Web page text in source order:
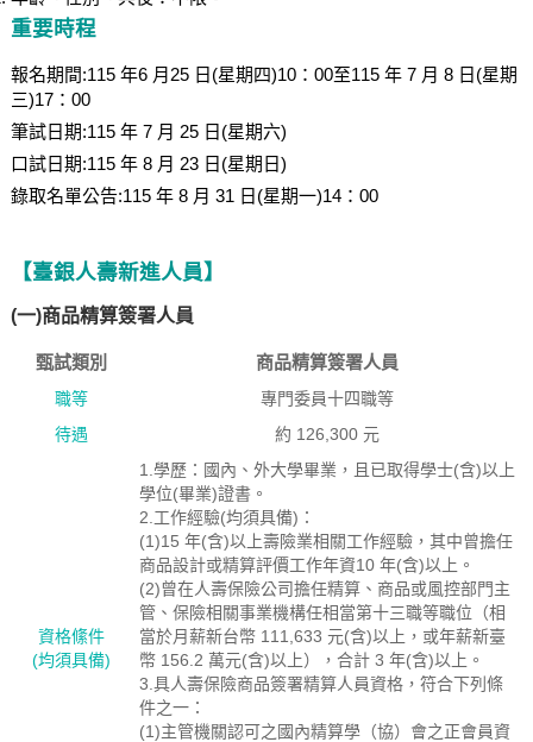
重要時程
報名期間:115 年6 月25 日(星期四)10：00至115 年 7 月 8 日(星期
三)17：00
筆試日期:115 年 7 月 25 日(星期六)
口試日期:115 年 8 月 23 日(星期日)
錄取名單公告:115 年 8 月 31 日(星期一)14：00
【臺銀人壽新進人員】
(一)商品精算簽署人員
甄試類別 商品精算簽署人員
職等
專門委員十四職等
待遇
約 126,300 元
資格絛件
(均須具備)
1.學歷：國內、外大學畢業，且已取得學士(含)以上
學位(畢業)證書。
2.工作經驗(均須具備)：
(1)15 年(含)以上壽險業相關工作經驗，其中曾擔任
商品設計或精算評價工作年資10 年(含)以上。
(2)曾在人壽保險公司擔任精算、商品或風控部門主
管、保險相關事業機構任相當第十三職等職位（相
當於月薪新台幣 111,633 元(含)以上，或年薪新臺
幣 156.2 萬元(含)以上），合計 3 年(含)以上。
3.具人壽保險商品簽署精算人員資格，符合下列條
件之一：
(1)主管機關認可之國內精算學（協）會之正會員資